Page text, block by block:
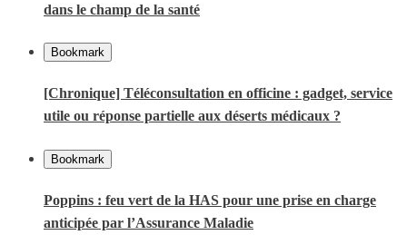
dans le champ de la santé
Bookmark
[Chronique] Téléconsultation en officine : gadget, service
utile ou réponse partielle aux déserts médicaux ?
Bookmark
Poppins : feu vert de la HAS pour une prise en charge
anticipée par l’Assurance Maladie